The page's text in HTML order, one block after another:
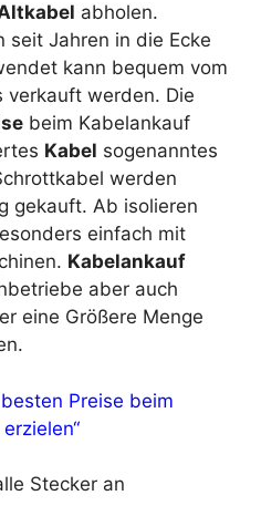
abholen.
seit Jahren in die Ecke
kann bequem vom
verkauft werden. Die
beim Kabelankauf
Kabel sogenanntes
werden
gekauft. Ab isolieren
einfach mit
Kabelankauf
aber auch
eine Größere Menge
Preise beim
Stecker an